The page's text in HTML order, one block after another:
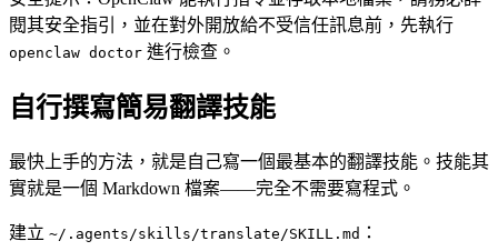
閱其安全指引，並在對外開放給不受信任訊息前，先執行
openclaw doctor 進行檢查。
自行撰寫簡易翻譯技能
最快上手的方法，就是自己寫一個最基本的翻譯技能。技能其
實就是一個 Markdown 檔案——完全不需要寫程式。
建立 ~/.agents/skills/translate/SKILL.md ：